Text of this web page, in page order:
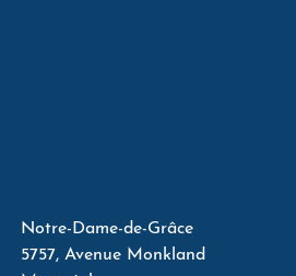
Notre-Dame-de-Grâce
5757, Avenue Monkland